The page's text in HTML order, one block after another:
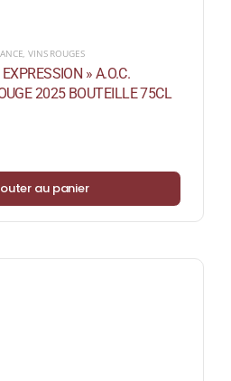
,VINS ROUGES
» A.O.C.
2025 BOUTEILLE 75CL
au panier